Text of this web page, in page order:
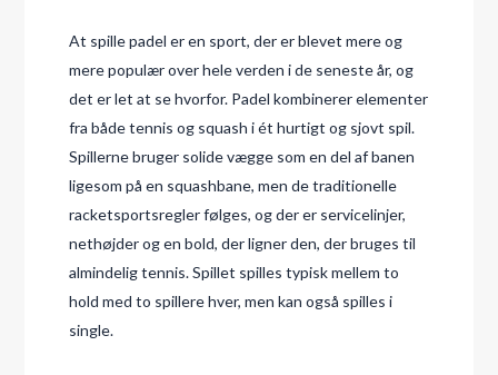
At spille padel er en sport, der er blevet mere og
mere populær over hele verden i de seneste år, og
det er let at se hvorfor. Padel kombinerer elementer
fra både tennis og squash i ét hurtigt og sjovt spil.
Spillerne bruger solide vægge som en del af banen
ligesom på en squashbane, men de traditionelle
racketsportsregler følges, og der er servicelinjer,
nethøjder og en bold, der ligner den, der bruges til
almindelig tennis. Spillet spilles typisk mellem to
hold med to spillere hver, men kan også spilles i
single.